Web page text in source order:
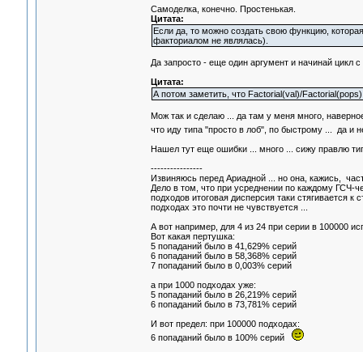
Самоделка, конечно. Простенькая.
Цитата:
Если да, то можно создать свою функцию,
факториалом не являлась).
Да запросто - еще один аргумент и начинай цикл с
Цитата:
А потом заметить, что Factorial(val)/
Мож так и сделаю ... да там у меня много,
что иду типа "просто в лоб", по быстрому ... да
Нашел тут еще ошибки ... много ... сижу правлю
----------------
Извиняюсь перед Ариадной ... но она, кажись,
Дело в том, что при усреднении по каждому ГСЧ-
подходов итоговая дисперсия таки стягивается
подходах это почти не чувствуется ...
А вот например, для 4 из 24 при серии в 100000
Вот какая пертушка:
5 попаданий было в 41,629% серий
6 попаданий было в 58,368% серий
7 попаданий было в 0,003% серий
а при 1000 подходах уже:
5 попаданий было в 26,219% серий
6 попаданий было в 73,781% серий
И вот предел: при 100000 подходах:
6 попаданий было в 100% серий